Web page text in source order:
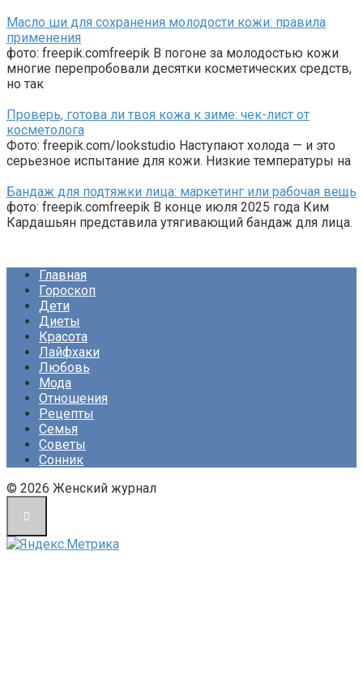
Масло ши для сохранения молодости кожи: правила
применения
фото: freepik.comfreepik В погоне за молодостью кожи
многие перепробовали десятки косметических средств,
но так
Проверь, готова ли твоя кожа к зиме: чек-лист от
косметолога
Фото: freepik.com/lookstudio Наступают холода — и это
серьезное испытание для кожи. Низкие температуры на
Бандаж для подтяжки лица: маркетинг или рабочая вещь
фото: freepik.comfreepik В конце июля 2025 года Ким
Кардашьян представила утягивающий бандаж для лица.
Главная
Гороскоп
Дети
Диеты
Красота
Лайфхаки
Любовь
Мода
Отношения
Рецепты
Семья
Советы
Сонник
© 2026 Женский журнал